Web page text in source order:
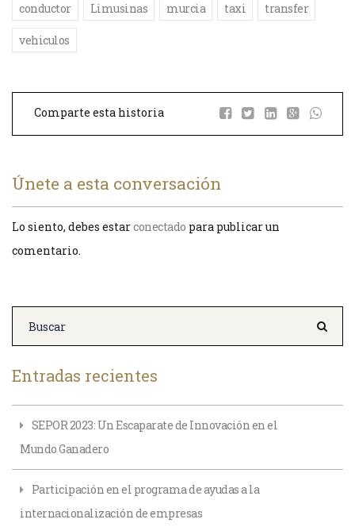
conductor Limusinas murcia taxi transfer
vehiculos
Comparte esta historia
Únete a esta conversación
Lo siento, debes estarconectado para publicar un
comentario.
Entradas recientes
SEPOR 2023: Un Escaparate de Innovación en el
Mundo Ganadero
Participación en el programa de ayudas a la
internacionalización de empresas